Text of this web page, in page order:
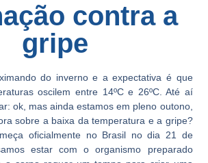
contra a
gripe
do inverno e a expectativa é que
oscilem entre 14ºC e 26ºC. Até aí
ok, mas ainda estamos em pleno outono,
sobre a baixa da temperatura e a gripe?
oficialmente no Brasil no dia 21 de
estar com o organismo preparado